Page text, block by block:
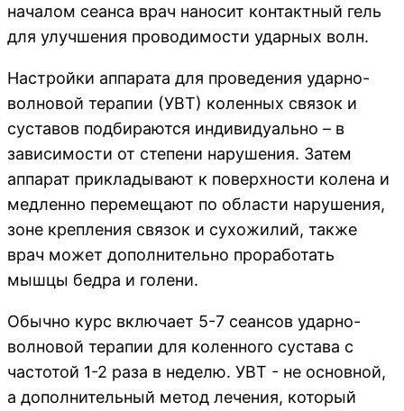
началом сеанса врач наносит контактный гель
для улучшения проводимости ударных волн.
Настройки аппарата для проведения ударно-
волновой терапии (УВТ) коленных связок и
суставов подбираются индивидуально – в
зависимости от степени нарушения. Затем
аппарат прикладывают к поверхности колена и
медленно перемещают по области нарушения,
зоне крепления связок и сухожилий, также
врач может дополнительно проработать
мышцы бедра и голени.
Обычно курс включает 5-7 сеансов ударно-
волновой терапии для коленного сустава с
частотой 1-2 раза в неделю. УВТ - не основной,
а дополнительный метод лечения, который